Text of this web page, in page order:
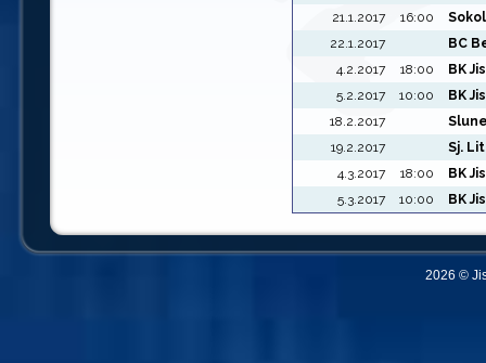
21.1.2017
16:00
22.1.2017
BC
4.2.2017
18:00
BK
5.2.2017
10:00
BK
18.2.2017
19.2.2017
Sj.
4.3.2017
18:00
BK
5.3.2017
10:00 BK
2026 ©